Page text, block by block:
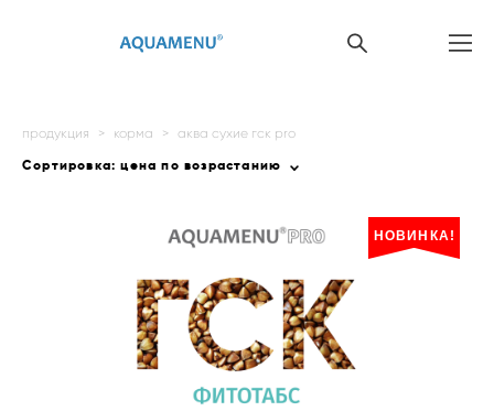
продукция > корма > аква сухие гск pro
Сортировка: цена по возрастанию
НОВИНКА!